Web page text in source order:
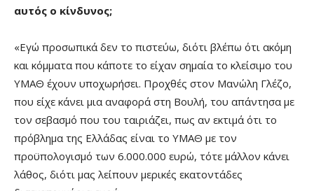
αυτός ο κίνδυνος;
«Εγώ προσωπικά δεν το πιστεύω, διότι βλέπω ότι ακόμη
και κόμματα που κάποτε το είχαν σημαία το κλείσιμο του
ΥΜΑΘ έχουν υποχωρήσει. Προχθές στον Μανώλη Γλέζο,
που είχε κάνει μια αναφορά στη Βουλή, του απάντησα με
τον σεβασμό που του ταιριάζει, πως αν εκτιμά ότι το
πρόβλημα της Ελλάδας είναι το ΥΜΑΘ με τον
προϋπολογισμό των 6.000.000 ευρώ, τότε μάλλον κάνει
λάθος, διότι μας λείπουν μερικές εκατοντάδες